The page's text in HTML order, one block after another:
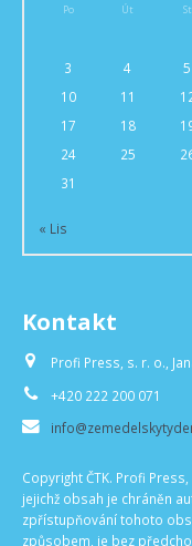
Po Út St
3
4 5
10
11
17
18
24
25
31
« Lis
Kontakt
Profi Press, s. r. o.,
+420 222 200 071
Copyright ČTK. Profi
jejichž obsah je chráněn
zpřístupňování tohoto
způsobem, je bez